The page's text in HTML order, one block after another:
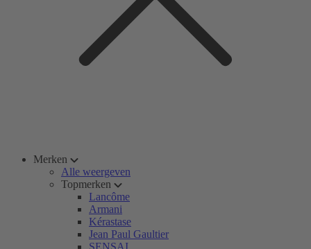
Merken
Alle weergeven
Topmerken
Lancôme
Armani
Kérastase
Jean Paul Gaultier
SENSAI